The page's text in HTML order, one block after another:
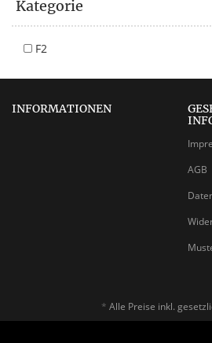
Kategorie
F2
INFORMATIONEN
AGB
* Alle Preise inkl.